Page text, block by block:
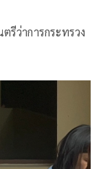
ว่าการกระทรวง